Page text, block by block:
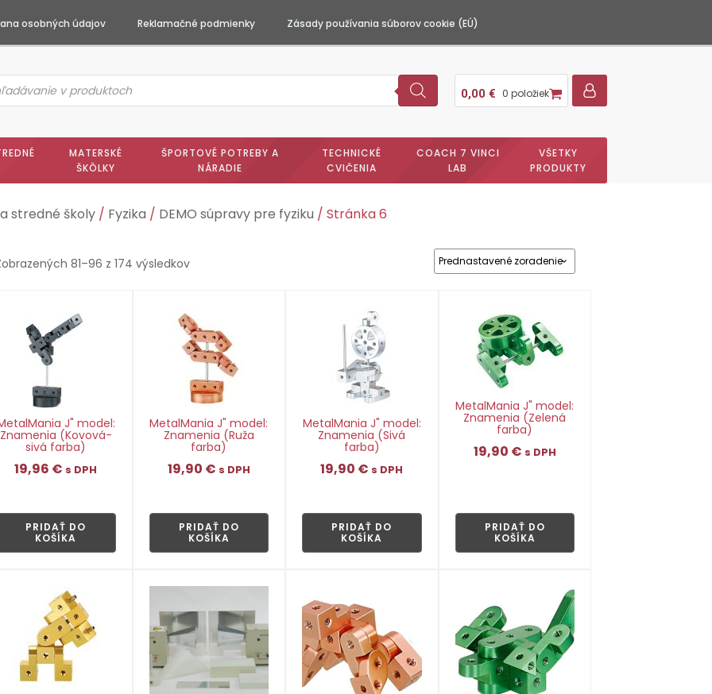
osobných údajov Reklamačné podmienky Zásady používania súborov cookie (EÚ)
0,00 € 0 položiek
MATERSKÉ
ŠKÔLKY
ŠPORTOVÉ POTREBY A
NÁRADIE
TECHNICKÉ
CVIČENIA
COACH 7 VINCI
LAB
VŠETKY
PRODUKTY
stredné školy / Fyzika / DEMO súpravy pre fyziku / Stránka 6
81–96 z 174 výsledkov
J" model:
Znamenia (Kovová-
sivá farba)
19,96 € s DPH
PRIDAŤ DO
KOŠÍKA
MetalMania J" model:
Znamenia (Ruža
farba)
19,90 € s DPH
PRIDAŤ DO
KOŠÍKA
MetalMania J" model:
Znamenia (Sivá
farba)
19,90 € s DPH
PRIDAŤ DO
KOŠÍKA
MetalMania J" model:
Znamenia (Zelená
farba)
19,90 € s DPH
PRIDAŤ DO
KOŠÍKA